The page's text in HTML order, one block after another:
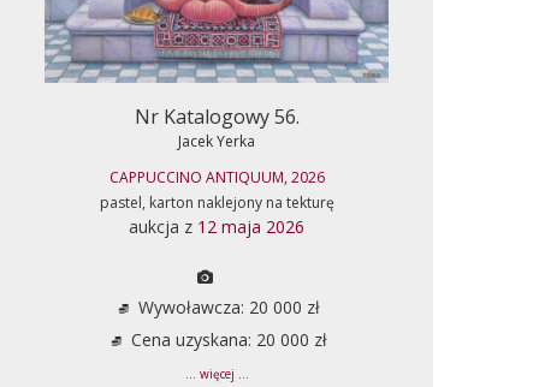
Nr Katalogowy 56.
Jacek Yerka
CAPPUCCINO ANTIQUUM, 2026
pastel, karton naklejony na tekturę
aukcja z 12 maja 2026
Wywoławcza: 20 000 zł
Cena uzyskana: 20 000 zł
... więcej ...